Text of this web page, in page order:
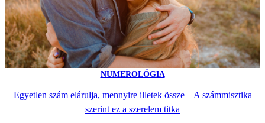
NUMEROLÓGIA
Egyetlen szám elárulja, mennyire illetek össze – A számmisztika
szerint ez a szerelem titka